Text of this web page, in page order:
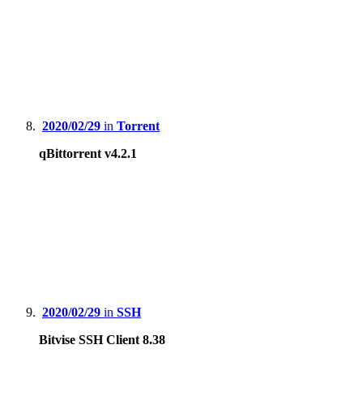
2020/02/29 in Torrent
qBittorrent v4.2.1
2020/02/29 in SSH
Bitvise SSH Client 8.38